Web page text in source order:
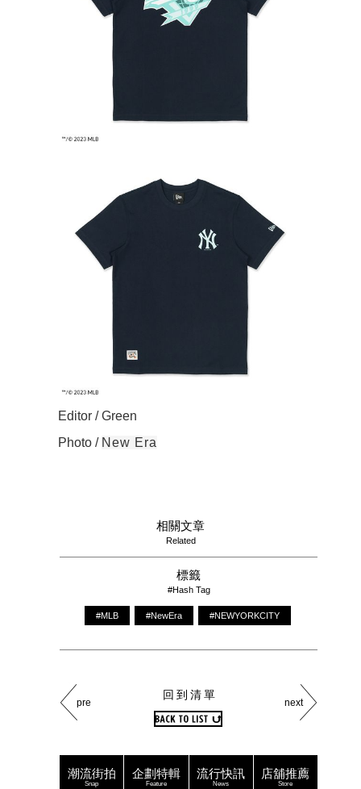
Editor / Green
Photo / New Era
相關文章
Related
標籤
#Hash Tag
#MLB #NewEra #NEWYORKCITY
pre next
回到清單
潮流街拍
Snap
企劃特輯
Feature
流行快訊
News
店舖推薦
Store